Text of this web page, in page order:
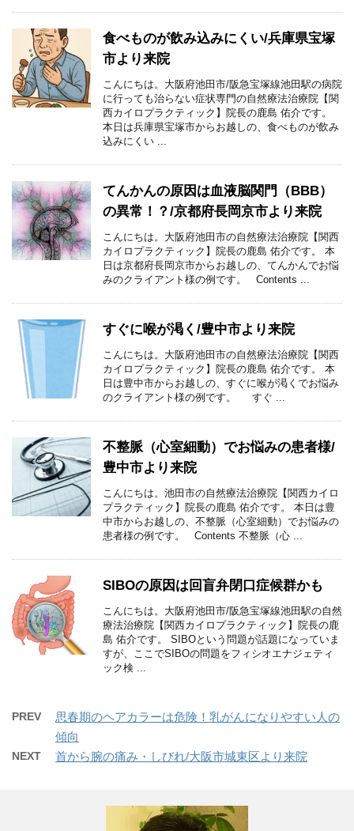
食べものが飲み込みにくい/兵庫県宝塚
市より来院
こんにちは。大阪府池田市/阪急宝塚線池田駅の病院
に行っても治らない症状専門の自然療法治療院【関
西カイロプラクティック】院長の鹿島 佑介です。
本日は兵庫県宝塚市からお越しの、食べものが飲み
込みにくい ...
てんかんの原因は血液脳関門（BBB）
の異常！？/京都府長岡京市より来院
こんにちは。大阪府池田市の自然療法治療院【関西
カイロプラクティック】院長の鹿島 佑介です。 本
日は京都府長岡京市からお越しの、てんかんでお悩
みのクライアント様の例です。 Contents ...
すぐに喉が渇く/豊中市より来院
こんにちは。大阪府池田市の自然療法治療院【関西
カイロプラクティック】院長の鹿島 佑介です。 本
日は豊中市からお越しの、すぐに喉が渇くでお悩み
のクライアント様の例です。 すぐ ...
不整脈（心室細動）でお悩みの患者様/
豊中市より来院
こんにちは。池田市の自然療法治療院【関西カイロ
プラクティック】院長の鹿島 佑介です。 本日は豊
中市からお越しの、不整脈（心室細動）でお悩みの
患者様の例です。 Contents 不整脈（心 ...
SIBOの原因は回盲弁閉口症候群かも
こんにちは。大阪府池田市/阪急宝塚線池田駅の自然
療法治療院【関西カイロプラクティック】院長の鹿
島 佑介です。 SIBOという問題が話題になっていま
すが、ここでSIBOの問題をフィシオエナジェティ
ック検 ...
PREV
思春期のヘアカラーは危険！乳がんになりやすい人の
傾向
NEXT 首から腕の痛み・しびれ/大阪市城東区より来院